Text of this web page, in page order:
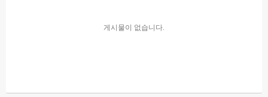
게시물이 없습니다.